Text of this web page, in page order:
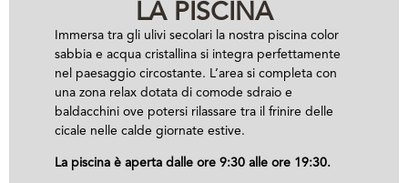
LA PISCINA
Immersa tra gli ulivi secolari la nostra piscina color
sabbia e acqua cristallina si integra perfettamente
nel paesaggio circostante. L’area si completa con
una zona relax dotata di comode sdraio e
baldacchini ove potersi rilassare tra il frinire delle
cicale nelle calde giornate estive.
La piscina è aperta dalle ore 9:30 alle ore 19:30.